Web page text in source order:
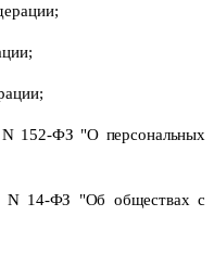
N 152-ФЗ "О персональных
N 14-ФЗ "Об обществах с